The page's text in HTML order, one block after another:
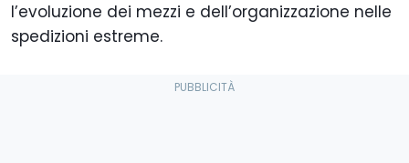
l’evoluzione dei mezzi e dell’organizzazione nelle
spedizioni estreme.